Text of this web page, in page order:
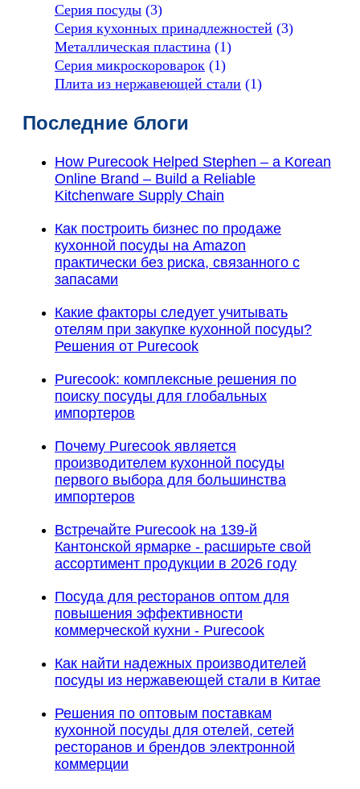
Серия посуды (3)
Серия кухонных принадлежностей (3)
Металлическая пластина (1)
Серия микроскороварок (1)
Плита из нержавеющей стали (1)
Последние блоги
How Purecook Helped Stephen – a Korean
Online Brand – Build a Reliable
Kitchenware Supply Chain
Как построить бизнес по продаже
кухонной посуды на Amazon
практически без риска, связанного с
запасами
Какие факторы следует учитывать
отелям при закупке кухонной посуды?
Решения от Purecook
Purecook: комплексные решения по
поиску посуды для глобальных
импортеров
Почему Purecook является
производителем кухонной посуды
первого выбора для большинства
импортеров
Встречайте Purecook на 139-й
Кантонской ярмарке - расширьте свой
ассортимент продукции в 2026 году
Посуда для ресторанов оптом для
повышения эффективности
коммерческой кухни - Purecook
Как найти надежных производителей
посуды из нержавеющей стали в Китае
Решения по оптовым поставкам
кухонной посуды для отелей, сетей
ресторанов и брендов электронной
коммерции